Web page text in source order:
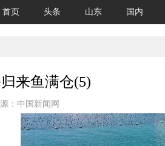
首页 头条 山东 国内
来鱼满仓(5)
： 中国新闻网